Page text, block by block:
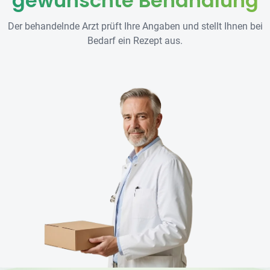
Der behandelnde Arzt prüft Ihre Angaben und stellt Ihnen bei
Bedarf ein Rezept aus.